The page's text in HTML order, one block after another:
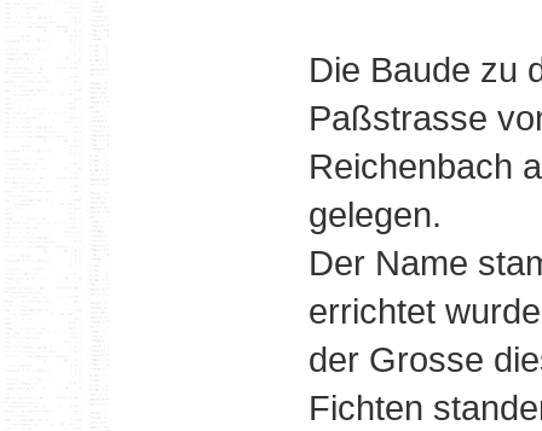
Die Baude zu
Paßstrasse
Reichenbach
gelegen.
Der Name
errichtet
der Grosse
Fichten